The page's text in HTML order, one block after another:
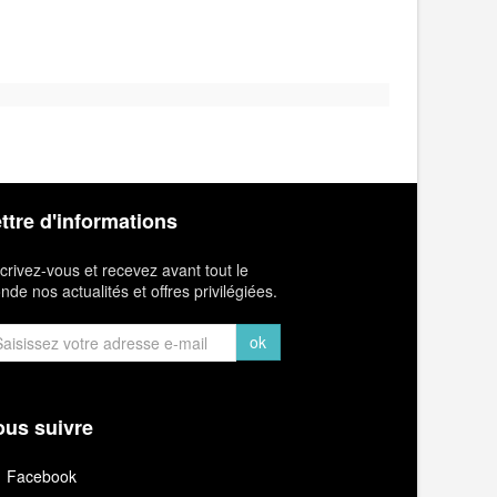
d'informations
vous et recevez avant tout le
nos actualités et offres privilégiées.
ok
suivre
Facebook